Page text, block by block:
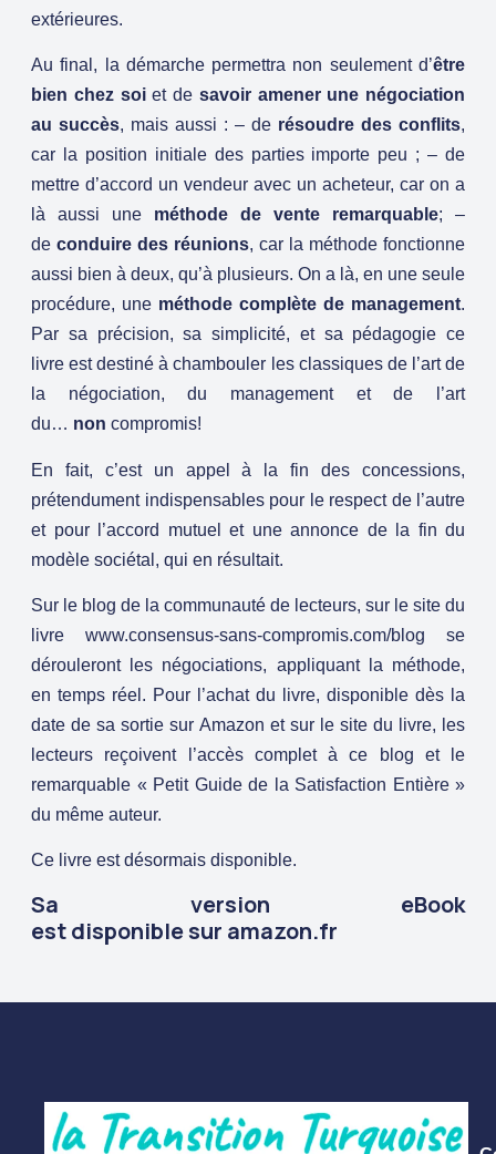
extérieures.
Au final, la démarche permettra non seulement d’être
bien chez soiet de savoir amener une négociation
au succès, mais aussi : – de résoudre des conflits,
car la position initiale des parties importe peu ; – de
mettre d’accord un vendeur avec un acheteur, car on a
là aussi une méthode de vente remarquable; –
de conduire des réunions, car la méthode fonctionne
aussi bien à deux, qu’à plusieurs. On a là, en une seule
procédure, une méthode complète de management.
Par sa précision, sa simplicité, et sa pédagogie ce
livre est destiné à chambouler les classiques de l’art de
la négociation, du management et de l’art
du… non compromis!
En fait, c’est un appel à la fin des concessions,
prétendument indispensables pour le respect de l’autre
et pour l’accord mutuel et une annonce de la fin du
modèle sociétal, qui en résultait.
Sur le blog de la communauté de lecteurs, sur le site du
livre www.consensus-sans-compromis.com/blog se
dérouleront les négociations, appliquant la méthode,
en temps réel. Pour l’achat du livre, disponible dès la
date de sa sortie sur Amazon et sur le site du livre, les
lecteurs reçoivent l’accès complet à ce blog et le
remarquable « Petit Guide de la Satisfaction Entière »
du même auteur.
Ce livre est désormais disponible.
Sa version eBook
est disponible sur amazon.fr